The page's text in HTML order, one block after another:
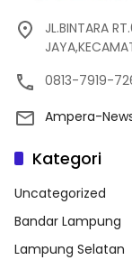
JL.BINTARA
0813-7919-
Ampera-
Kategori
Uncategorized
Bandar Lampung
Lampung Selatan